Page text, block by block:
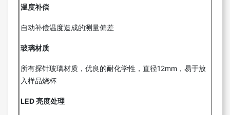
温度补偿
自动补偿温度造成的测量偏差
玻璃材质
所有探针玻璃材质，优良的耐化学性，直径12mm，易于放
入样品烧杯
LED 亮度处理